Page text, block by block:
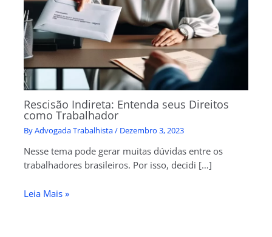
Rescisão Indireta: Entenda seus Direitos
como Trabalhador
ByAdvogada Trabalhista/ Dezembro 3, 2023
Nesse tema pode gerar muitas dúvidas entre os
trabalhadores brasileiros. Por isso, decidi […]
Leia Mais »